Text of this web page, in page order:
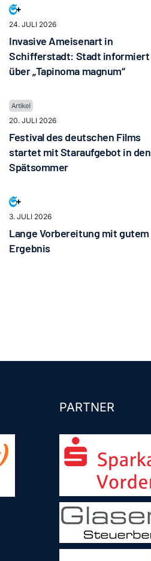
24. JULI 2026
Invasive Ameisenart in
Schifferstadt: Stadt informiert
über „Tapinoma magnum“
20. JULI 2026
Festival des deutschen Films
startet mit Staraufgebot in den
Spätsommer
3. JULI 2026
Lange Vorbereitung mit gutem
Ergebnis
PARTNER